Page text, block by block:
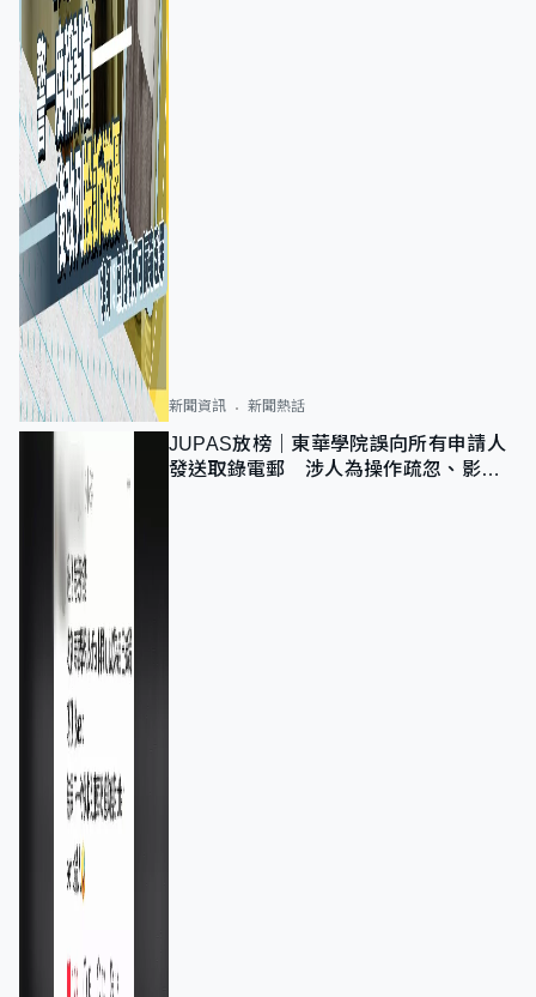
新聞資訊 新聞熱話
JUPAS放榜｜東華學院誤向所有申請人
發送取錄電郵 涉人為操作疏忽、影響